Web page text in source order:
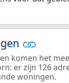
komen het
er zijn 126
woningen.